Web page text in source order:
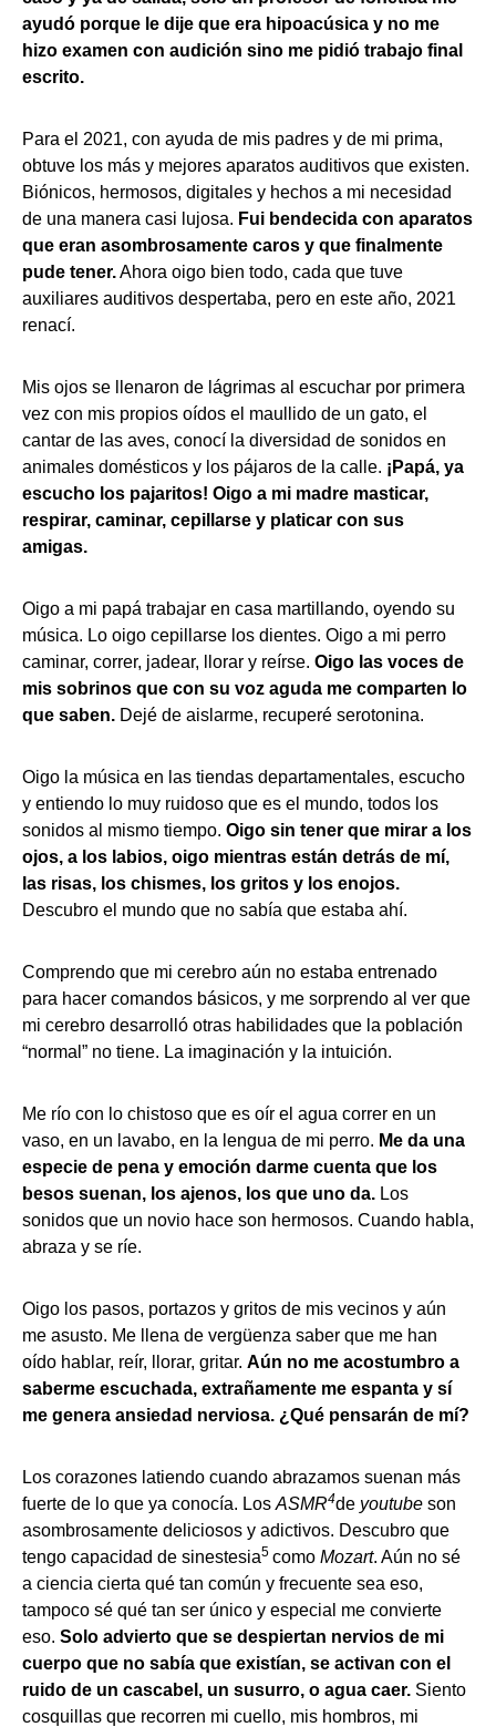
ayudó porque le dije que era hipoacúsica y no me
hizo examen con audición sino me pidió trabajo final
escrito.
Para el 2021, con ayuda de mis padres y de mi prima,
obtuve los más y mejores aparatos auditivos que existen.
Biónicos, hermosos, digitales y hechos a mi necesidad
de una manera casi lujosa. Fui bendecida con aparatos
que eran asombrosamente caros y que finalmente
pude tener.Ahora oigo bien todo, cada que tuve
auxiliares auditivos despertaba, pero en este año, 2021
renací.
Mis ojos se llenaron de lágrimas al escuchar por primera
vez con mis propios oídos el maullido de un gato, el
cantar de las aves, conocí la diversidad de sonidos en
animales domésticos y los pájaros de la calle. ¡Papá, ya
escucho los pajaritos! Oigo a mi madre masticar,
respirar, caminar, cepillarse y platicar con sus
amigas.
Oigo a mi papá trabajar en casa martillando, oyendo su
música. Lo oigo cepillarse los dientes. Oigo a mi perro
caminar, correr, jadear, llorar y reírse. Oigo las voces de
mis sobrinos que con su voz aguda me comparten lo
que saben. Dejé de aislarme, recuperé serotonina.
Oigo la música en las tiendas departamentales, escucho
y entiendo lo muy ruidoso que es el mundo, todos los
sonidos al mismo tiempo. Oigo sin tener que mirar a los
ojos, a los labios, oigo mientras están detrás de mí,
las risas, los chismes, los gritos y los enojos.
Descubro el mundo que no sabía que estaba ahí.
Comprendo que mi cerebro aún no estaba entrenado
para hacer comandos básicos, y me sorprendo al ver que
mi cerebro desarrolló otras habilidades que la población
“normal” no tiene. La imaginación y la intuición.
Me río con lo chistoso que es oír el agua correr en un
vaso, en un lavabo, en la lengua de mi perro. Me da una
especie de pena y emoción darme cuenta que los
besos suenan, los ajenos, los que uno da. Los
sonidos que un novio hace son hermosos. Cuando habla,
abraza y se ríe.
Oigo los pasos, portazos y gritos de mis vecinos y aún
me asusto. Me llena de vergüenza saber que me han
oído hablar, reír, llorar, gritar. Aún no me acostumbro a
saberme escuchada, extrañamente me espanta y sí
me genera ansiedad nerviosa. ¿Qué pensarán de mí?
Los corazones latiendo cuando abrazamos suenan más
fuerte de lo que ya conocía. Los ASMR4de youtube son
asombrosamente deliciosos y adictivos. Descubro que
tengo capacidad de sinestesia5 como Mozart. Aún no sé
a ciencia cierta qué tan común y frecuente sea eso,
tampoco sé qué tan ser único y especial me convierte
eso. Solo advierto que se despiertan nervios de mi
cuerpo que no sabía que existían, se activan con el
ruido de un cascabel, un susurro, o agua caer. Siento
cosquillas que recorren mi cuello, mis hombros, mi